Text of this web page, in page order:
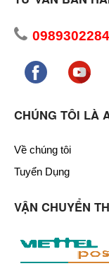
0989302284
CHÚNG TÔI LÀ
Về chúng tôi
Tuyển Dụng
VẬN CHUYỂN